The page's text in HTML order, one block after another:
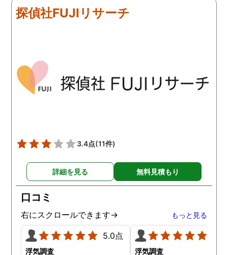
来ていました。 担当の人も
丁寧で報告内容もわかりや
く、むしろ期待以上に細
探偵社FUJIリサーチ
3.4点(11件)
詳細を見る 無料見積もり
口コミ
右にスクロールできます→ もっと見る
5.0点
浮気調査 浮気調査